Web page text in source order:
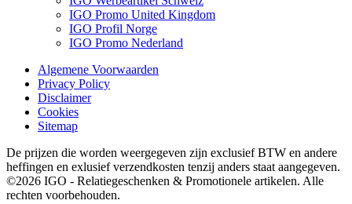
IGO Promo United Kingdom
IGO Profil Norge
IGO Promo Nederland
Algemene Voorwaarden
Privacy Policy
Disclaimer
Cookies
Sitemap
De prijzen die worden weergegeven zijn exclusief BTW en andere
heffingen en exlusief verzendkosten tenzij anders staat aangegeven.
©2026 IGO - Relatiegeschenken & Promotionele artikelen. Alle
rechten voorbehouden.